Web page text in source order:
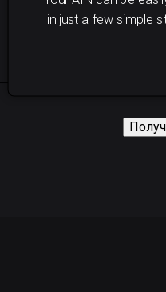
in just a few simple